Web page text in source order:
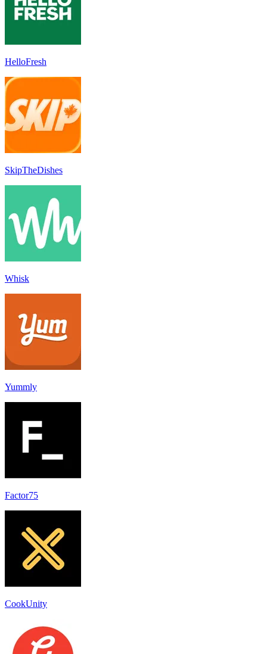
HelloFresh
SkipTheDishes
Whisk
Yummly
Factor75
CookUnity